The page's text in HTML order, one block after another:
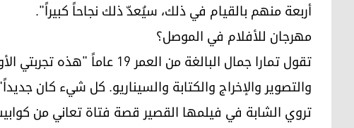
أربعة منهم بالقيام في ذلك، سيُعدّ ذلك نجاحاً كبيراً".
مهرجان للأفلام في الموصل؟
تقول تمارا جمال البالغة من
والتصوير والإخراج والكتابة والسيناريو. كل شيء كان
تروي الشابة في فيلمها القصير قصة فتاة تعاني من